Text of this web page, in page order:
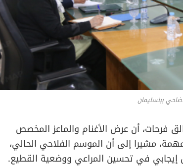
ببنسليمان
فرحات، أن عرض الأغنام والماعز المخصص
مشيرا إلى أن الموسم الفلاحي الحالي،
في تحسين المراعي ووضعية القطيع.